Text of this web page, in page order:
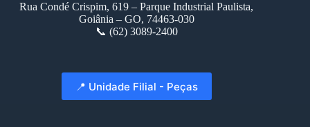
Rua Condé Crispim, 619 – Parque Industrial Paulista,
Goiânia – GO, 74463-030
📞 (62) 3089-2400
📍 Unidade Filial - Peças